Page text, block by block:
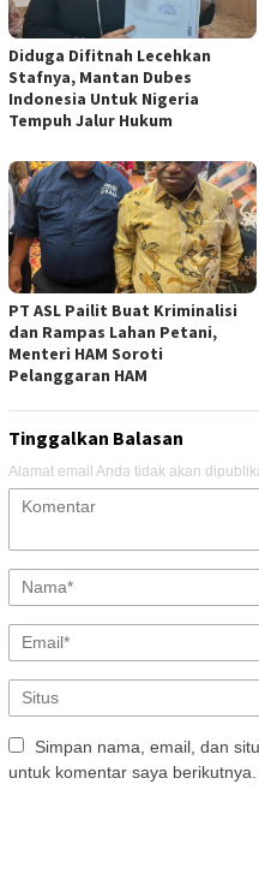
Diduga Difitnah Lecehkan
Stafnya, Mantan Dubes
Indonesia Untuk Nigeria
Tempuh Jalur Hukum
PT ASL Pailit Buat Kriminalisi
dan Rampas Lahan Petani,
Menteri HAM Soroti
Pelanggaran HAM
Tinggalkan Balasan
Alamat email Anda tidak akan
Simpan nama, email, dan
untuk komentar saya berikutnya.